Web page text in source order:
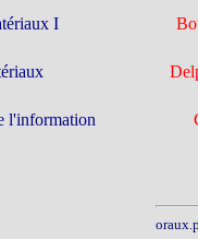
I
l'information